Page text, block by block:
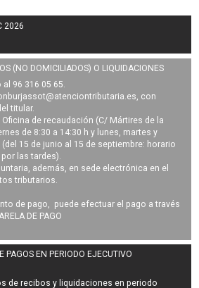
2026
(NO DOMICILIADOS) O LIQUIDACIONES
96 316 05 65.
, con
titular.
de recaudación (C/ Mártires de la
de 8:30 a 14:30 h y lunes, martes y
(del 15 de junio al 15 de septiembre: horario
las tardes).
además, en sede electrónica en el
tributarios.
de pago, puede efectuar el pago a través
DE PAGO
PAGOS EN PERIODO EJECUTIVO
derecibos y liquidaciones en periodo